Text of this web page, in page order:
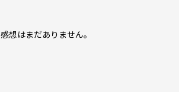
感想はまだありません。